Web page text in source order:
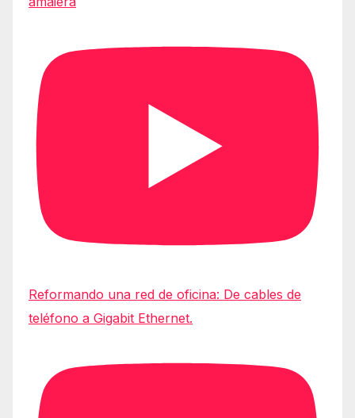
Reformando una red de oficina: De cables de
teléfono a Gigabit Ethernet.